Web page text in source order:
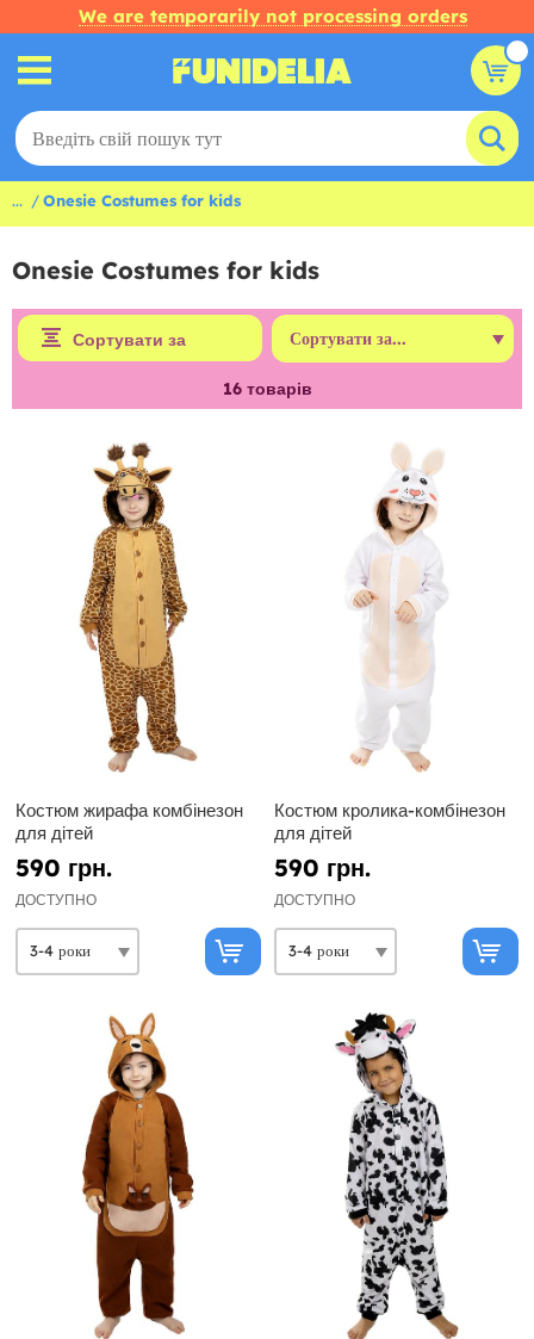
We are temporarily not processing orders
... Onesie Costumes for kids
Onesie Costumes for kids
Сортувати за
16товарів
Костюм жирафа комбінезон
для дітей
590 грн.
ДОСТУПНО
Костюм кролика-комбінезон
для дітей
590 грн.
ДОСТУПНО